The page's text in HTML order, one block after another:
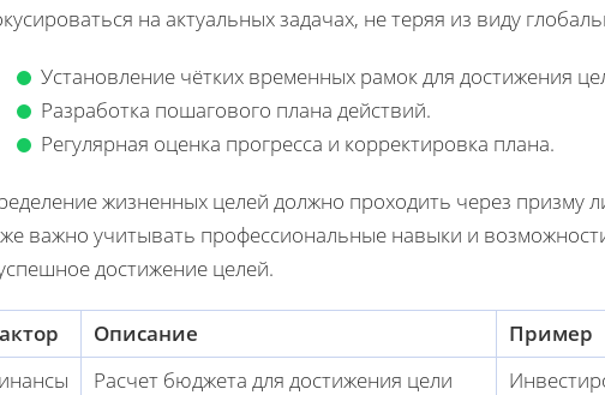
на актуальных задачах, не теряя из виду
Установление чётких временных рамок для достижения
Разработка пошагового плана действий.
Регулярная оценка прогресса и корректировка плана.
жизненных целей должно проходить через призму
важно учитывать профессиональные навыки и
достижение целей.
Описание
Пример
Расчет бюджета для достижения цели